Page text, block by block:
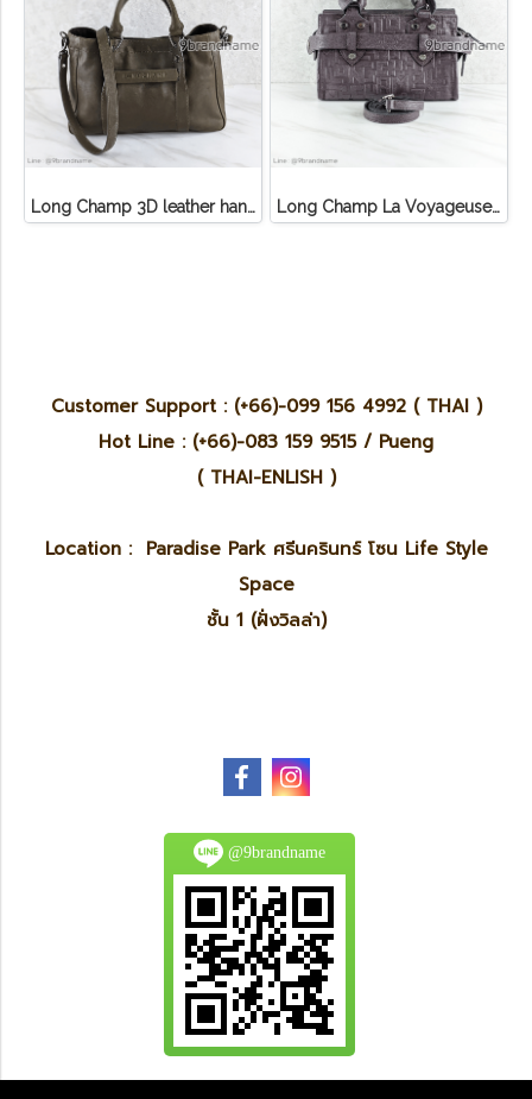
Long Champ 3D leather handbag Long Champ La Voyageuse Bag Leather
Customer Support : (+66)-099 156 4992 ( THAI )
Hot Line : (+66)-083 159 9515 / Pueng
( THAI-ENLISH )
Location : Paradise Park ศรีนครินทร์ โซน Life Style
Space
ชั้น 1 (ฝั่งวิลล่า)
@9brandname